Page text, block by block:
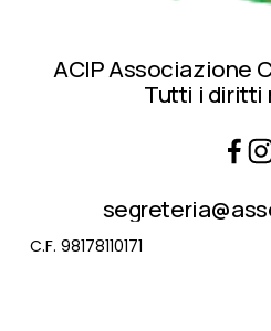
ACIP Associazione
Tutti i diritti
C.F. 98178110171